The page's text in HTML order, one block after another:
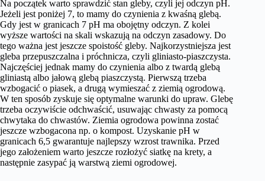
Na początek warto sprawdzić stan gleby, czyli jej odczyn pH.
Jeżeli jest poniżej 7, to mamy do czynienia z kwaśną glebą.
Gdy jest w granicach 7 pH ma obojętny odczyn. Z kolei
wyższe wartości na skali wskazują na odczyn zasadowy. Do
tego ważna jest jeszcze spoistość gleby. Najkorzystniejsza jest
gleba przepuszczalna i próchnicza, czyli gliniasto-piaszczysta.
Najczęściej jednak mamy do czynienia albo z twardą glebą
gliniastą albo jałową glebą piaszczystą. Pierwszą trzeba
wzbogacić o piasek, a drugą wymieszać z ziemią ogrodową.
W ten sposób zyskuje się optymalne warunki do upraw. Glebę
trzeba oczywiście odchwaścić, usuwając chwasty za pomocą
chwytaka do chwastów. Ziemia ogrodowa powinna zostać
jeszcze wzbogacona np. o kompost. Uzyskanie pH w
granicach 6,5 gwarantuje najlepszy wzrost trawnika. Przed
jego założeniem warto jeszcze rozłożyć siatkę na krety, a
następnie zasypać ją warstwą ziemi ogrodowej.